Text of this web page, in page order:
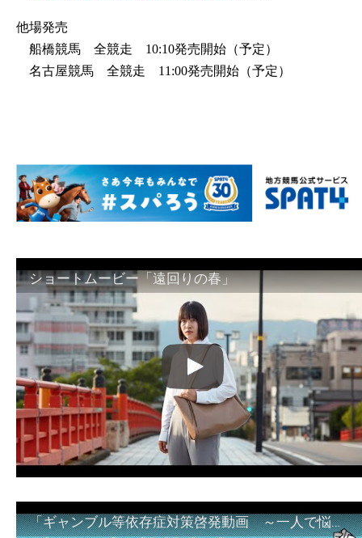
他場発売
船橋競馬 全競走 10:10発売開始（予定）
名古屋競馬 全競走 11:00発売開始（予定）
ショートムービー「遠回りの春」
「ギャンブル等依存症対策啓発動画 ～一人で悩まず、家族で悩まず、まず！相談機関へ～」